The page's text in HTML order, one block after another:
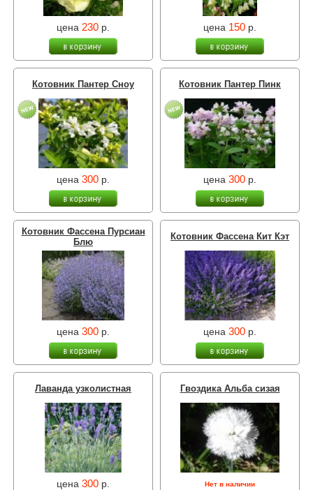
Гвоздика Альба сизая
Нет в наличии
цена 230 р. цена 150 р.
Котовник Пантер Сноу
цена 300 р.
Котовник Пантер Пинк
цена 300 р.
Котовник Фассена Пурсиан
Блю
цена 300 р.
Котовник Фассена Кит Кэт
цена 300 р.
Лаванда узколистная
цена 300 р.